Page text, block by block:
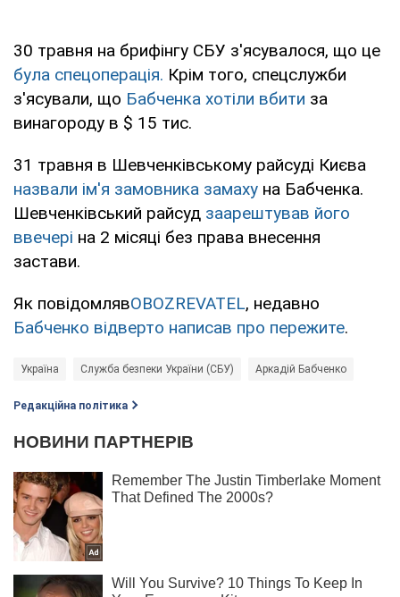
30 травня на брифінгу СБУ з'ясувалося, що це
була спецоперація. Крім того, спецслужби
з'ясували, що Бабченка хотіли вбити за
винагороду в $ 15 тис.
31 травня в Шевченківському райсуді Києва
назвали ім'я замовника замаху на Бабченка.
Шевченківський райсуд заарештував його
ввечері на 2 місяці без права внесення
застави.
Як повідомлявOBOZREVATEL, недавно
Бабченко відверто написав про пережите.
Україна Служба безпеки України (СБУ) Аркадій Бабченко
Редакційна політика